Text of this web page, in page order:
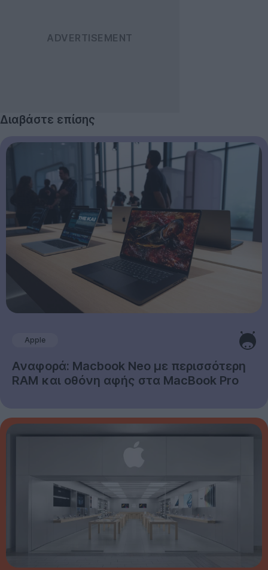
Διαβάστε επίσης
Apple
Αναφορά: Macbook Neo με περισσότερη
RAM και οθόνη αφής στα MacBook Pro